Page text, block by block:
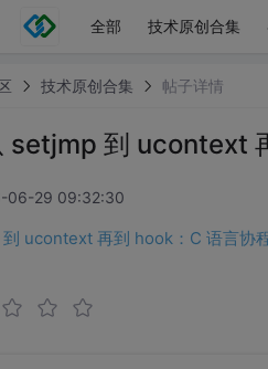
全部 技术原创合集
技术原创合集 帖子详情
setjmp 到 ucontext
06-29 09:32:30
ucontext 再到 hook：C 语言协